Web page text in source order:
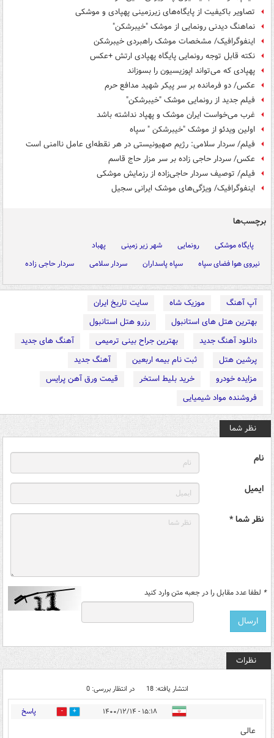
تصاویر باکیفیت از پایگاه‌های زیرزمینی پهپادی و موشکی
نماهنگ دیدنی رونمایی از موشک "خیبرشکن"
اینفوگرافیک/ مشخصات موشک راهبردی خیبرشکن
نکته قابل توجه رونمایی پایگاه پهپادی ارتش +عکس
پهپادی که می‌تواند اپوزیسیون را بسوزاند
عکس/ دو فرمانده بر سر پیکر شهید مدافع حرم
فیلم جدید از رونمایی موشک "خیبرشکن"
غرب می‌خواست ایران موشک و پهپاد نداشته باشد
اولین ویدئو از موشک "خیبرشکن " سپاه
فیلم/ سردار سلامی: رژیم صهیونیستی در هر نقطه‌ای عامل ناامنی است
عکس/ سردار حاجی زاده بر سر مزار حاج قاسم
فیلم/ توصیف سردار حاجی‌زاده از رزمایش موشکی
اینفوگرافیک/ ویژگی‌های موشک ایرانی سجیل
برچسب‌ها
پایگاه موشکی رونمایی شهر زیر زمینی
پهباد
نیروی هوا فضای سپاه
سپاه پاسداران سردار سلامی سردار حاجی زاده
آپ آهنگ موزیک شاه
سایت تاریخ ایران
بهترین هتل های استانبول
رزرو هتل استانبول
دانلود آهنگ جدید
بهترین جراح بینی ترمیمی
آهنگ های جدید
پرشین هتل
ثبت نام بیمه اربعین
آهنگ جدید
مزایده خودرو
خرید بلیط استخر
قیمت ورق آهن پرایس
فروشنده مواد شیمیایی
نظر شما
نام
ایمیل
نظر شما *
* لطفا عدد مقابل را در جعبه متن وارد کنید
نظرات
انتشار یافته: 18 در انتظار بررسی: 0
۱۵:۱۸ - ۱۴۰۰/۱۲/۱۴ 13 پاسخ
عالی